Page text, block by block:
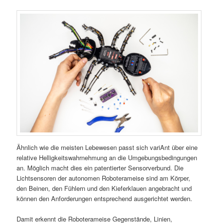
Ähnlich wie die meisten Lebewesen passt sich variAnt über eine
relative Helligkeitswahrnehmung an die Umgebungsbedingungen
an. Möglich macht dies ein patentierter Sensorverbund. Die
Lichtsensoren der autonomen Roboterameise sind am Körper,
den Beinen, den Fühlern und den Kieferklauen angebracht und
können den Anforderungen entsprechend ausgerichtet werden.
Damit erkennt die Roboterameise Gegenstände, Linien,